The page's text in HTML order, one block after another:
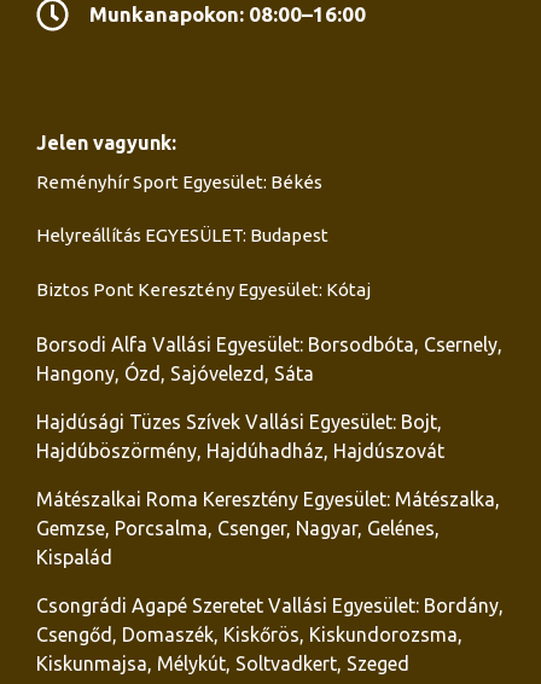
Munkanapokon: 08:00–16:00
Jelen vagyunk:
Reményhír Sport Egyesület: Békés
Helyreállítás EGYESÜLET: Budapest
Biztos Pont Keresztény Egyesület: Kótaj
Borsodi Alfa Vallási Egyesület: Borsodbóta, Csernely,
Hangony, Ózd, Sajóvelezd, Sáta
Hajdúsági Tüzes Szívek Vallási Egyesület: Bojt,
Hajdúböszörmény, Hajdúhadház, Hajdúszovát
Mátészalkai Roma Keresztény Egyesület: Mátészalka,
Gemzse, Porcsalma, Csenger, Nagyar, Gelénes,
Kispalád
Csongrádi Agapé Szeretet Vallási Egyesület: Bordány,
Csengőd, Domaszék, Kiskőrös, Kiskundorozsma,
Kiskunmajsa, Mélykút, Soltvadkert, Szeged